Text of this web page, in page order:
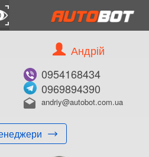
Андрій
0954168434
0969894390
drafts andriy@autobot.com.ua